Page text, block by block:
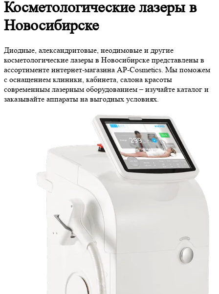
Косметологические лазеры в
Новосибирске
Диодные, александритовые, неодимовые и другие
косметологические лазеры в Новосибирске представлены в
ассортименте интернет-магазина AP-Cosmetics. Мы поможем
с оснащением клиники, кабинета, салона красоты
современным лазерным оборудованием – изучайте каталог и
заказывайте аппараты на выгодных условиях.